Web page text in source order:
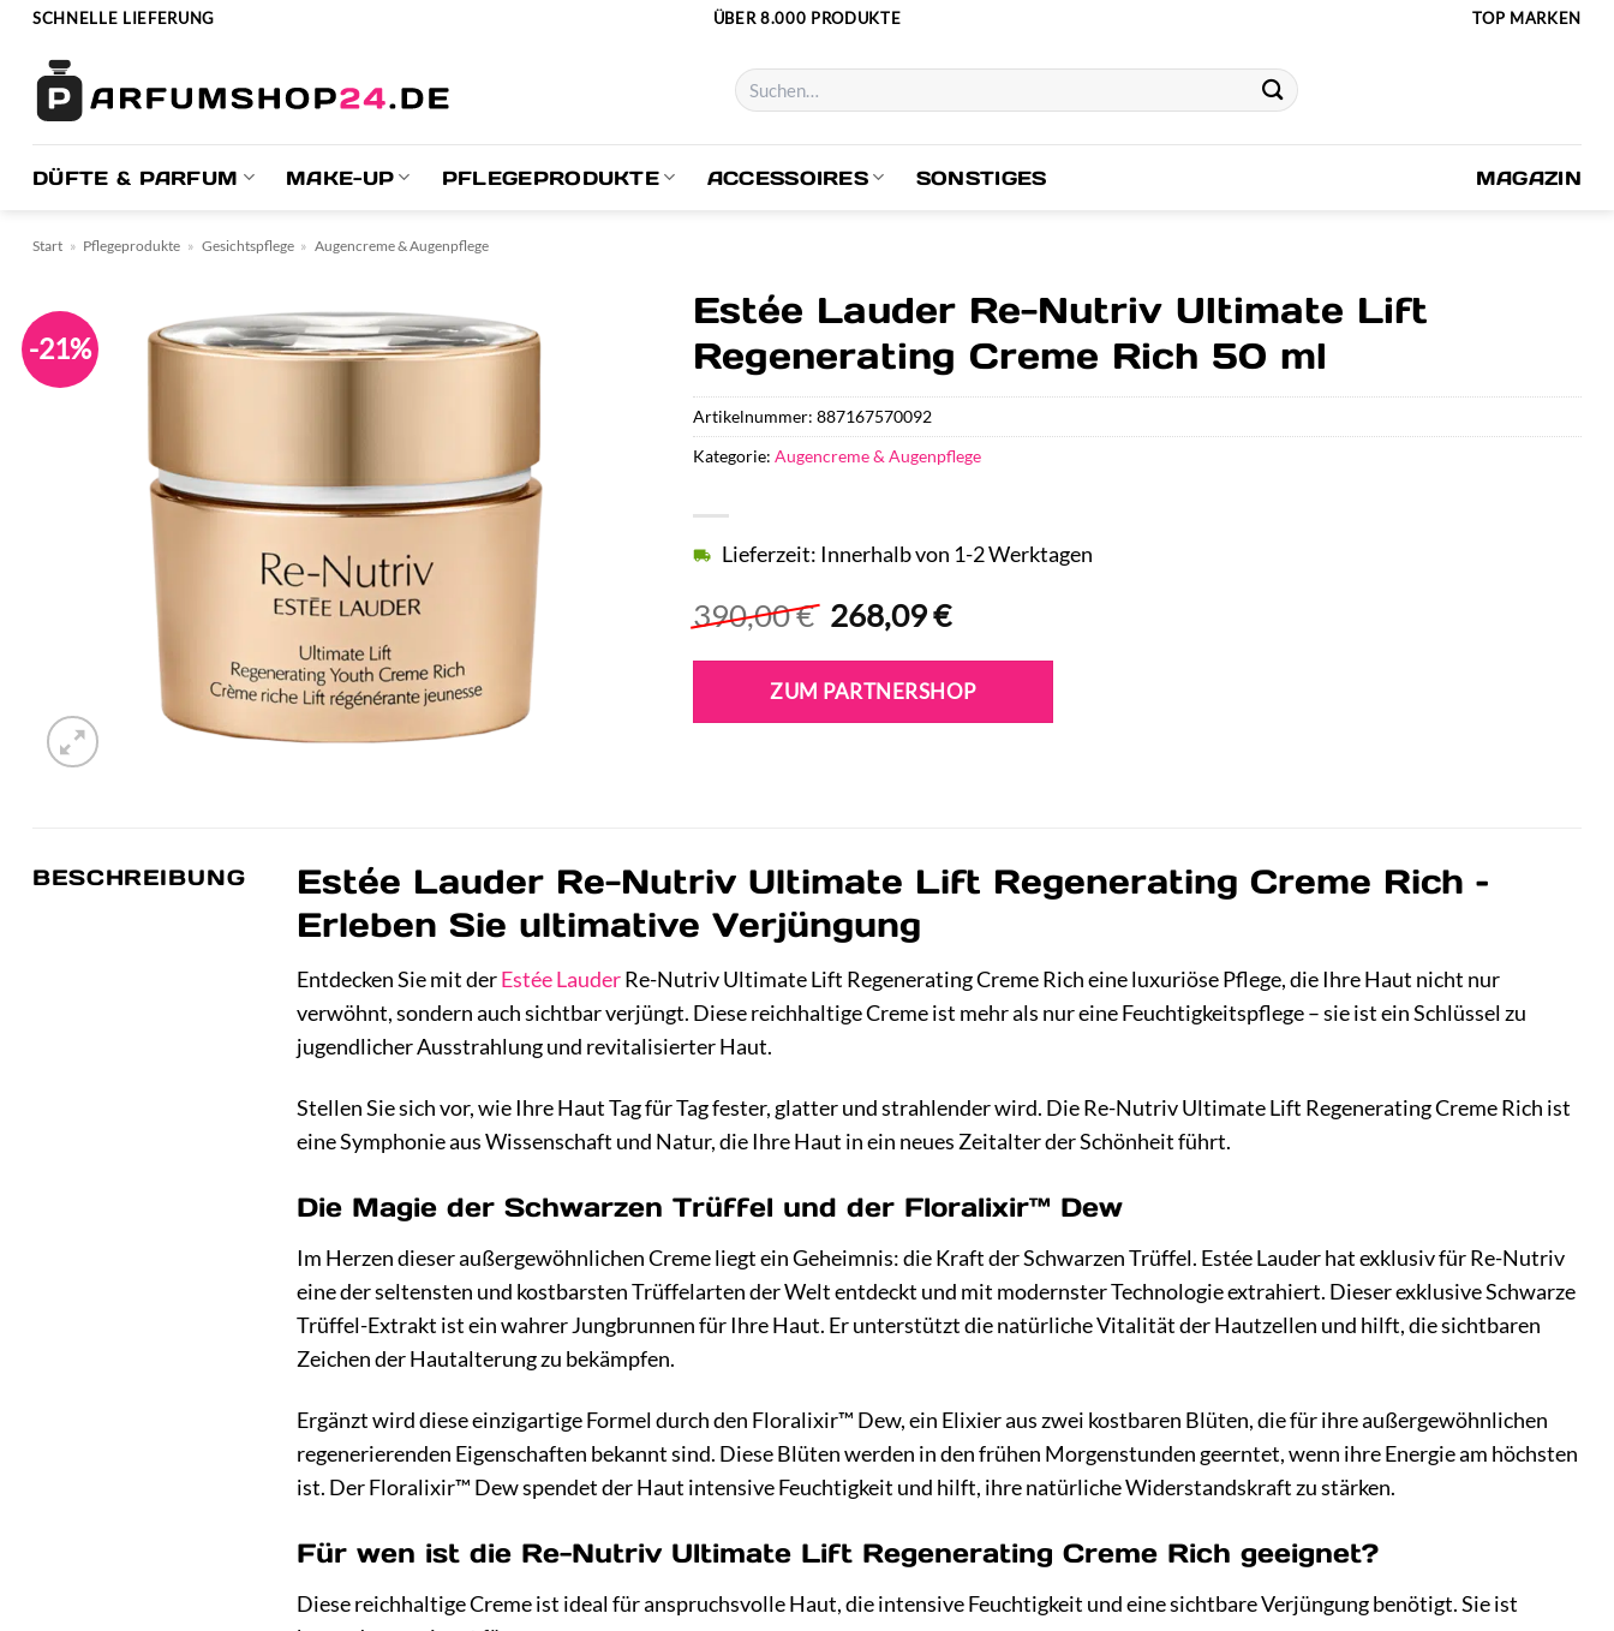
Zum
springen
SCHNELLE LIEFERUNG ÜBER 8.000 PRODUKTE TOP MARKEN
Suchen
nach:
DÜFTE & PARFUM MAKE-UP PFLEGEPRODUKTE ACCESSOIRES SONSTIGES MAGAZIN
Start » Pflegeprodukte » Gesichtspflege » Augencreme & Augenpflege
-21%
Estée Lauder Re-Nutriv Ultimate Lift
Regenerating Creme Rich 50 ml
390,00€ Ursprünglicher
Preis
war:
390,00 €
268,09€Aktueller
ist:
268,09 €.
Lieferzeit: Innerhalb von 1-2 Werktagen
ZUM PARTNERSHOP
Artikelnummer: 887167570092
Kategorie: Augencreme & Augenpflege
BESCHREIBUNG
Estée Lauder Re-Nutriv Ultimate Lift Regenerating Creme Rich –
Erleben Sie ultimative Verjüngung
Entdecken Sie mit derEstée LauderRe-Nutriv Ultimate Lift Regenerating Creme Rich eine luxuriöse Pflege, die Ihre Haut nicht nur
verwöhnt, sondern auch sichtbar verjüngt. Diese reichhaltige Creme ist mehr als nur eine Feuchtigkeitspflege – sie ist ein Schlüssel zu
jugendlicher Ausstrahlung und revitalisierter Haut.
Stellen Sie sich vor, wie Ihre Haut Tag für Tag fester, glatter und strahlender wird. Die Re-Nutriv Ultimate Lift Regenerating Creme Rich ist
eine Symphonie aus Wissenschaft und Natur, die Ihre Haut in ein neues Zeitalter der Schönheit führt.
Die Magie der Schwarzen Trüffel und der Floralixir™ Dew
Im Herzen dieser außergewöhnlichen Creme liegt ein Geheimnis: die Kraft der Schwarzen Trüffel. Estée Lauder hat exklusiv für Re-Nutriv
eine der seltensten und kostbarsten Trüffelarten der Welt entdeckt und mit modernster Technologie extrahiert. Dieser exklusive Schwarze
Trüffel-Extrakt ist ein wahrer Jungbrunnen für Ihre Haut. Er unterstützt die natürliche Vitalität der Hautzellen und hilft, die sichtbaren
Zeichen der Hautalterung zu bekämpfen.
Ergänzt wird diese einzigartige Formel durch den Floralixir™ Dew, ein Elixier aus zwei kostbaren Blüten, die für ihre außergewöhnlichen
regenerierenden Eigenschaften bekannt sind. Diese Blüten werden in den frühen Morgenstunden geerntet, wenn ihre Energie am höchsten
ist. Der Floralixir™ Dew spendet der Haut intensive Feuchtigkeit und hilft, ihre natürliche Widerstandskraft zu stärken.
Für wen ist die Re-Nutriv Ultimate Lift Regenerating Creme Rich geeignet?
Diese reichhaltige Creme ist ideal für anspruchsvolle Haut, die intensive Feuchtigkeit und eine sichtbare Verjüngung benötigt. Sie ist